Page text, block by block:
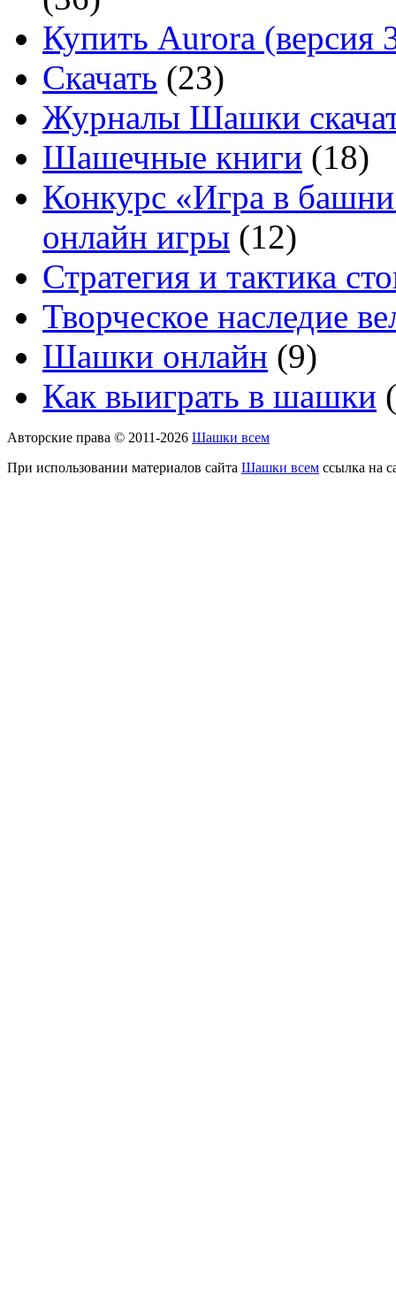
Купить Aurora (версия
Скачать (23)
Журналы Шашки
Шашечные книги (18)
Конкурс «Игра в
онлайн игры (12)
Стратегия и тактика
Творческое наследие
Шашки онлайн (9)
Как выиграть в шашки
Авторские права © 2011-2026 Шашки всем
При использовании материалов сайта Шашки всем ссылка на